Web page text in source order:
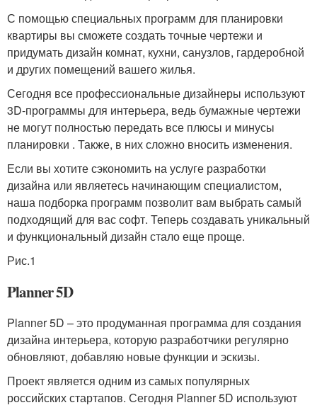
С помощью специальных программ для планировки
квартиры вы сможете создать точные чертежи и
придумать дизайн комнат, кухни, санузлов, гардеробной
и других помещений вашего жилья.
Сегодня все профессиональные дизайнеры используют
3D-программы для интерьера, ведь бумажные чертежи
не могут полностью передать все плюсы и минусы
планировки . Также, в них сложно вносить изменения.
Если вы хотите сэкономить на услуге разработки
дизайна или являетесь начинающим специалистом,
наша подборка программ позволит вам выбрать самый
подходящий для вас софт. Теперь создавать уникальный
и функциональный дизайн стало еще проще.
Рис.1
Planner 5D
Planner 5D – это продуманная программа для создания
дизайна интерьера, которую разработчики регулярно
обновляют, добавляю новые функции и эскизы.
Проект является одним из самых популярных
российских стартапов. Сегодня Planner 5D используют